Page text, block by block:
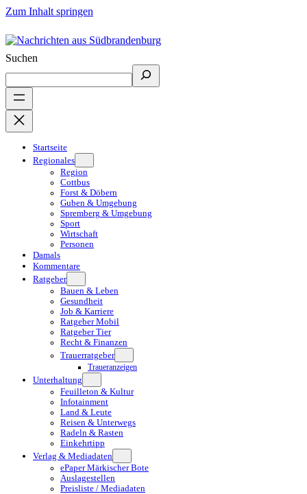
Zum Inhalt springen
Suchen
Startseite
Regionales
Region
Cottbus
Forst & Döbern
Guben & Umgebung
Spremberg & Umgebung
Sport
Wirtschaft
Personen
Damals
Kommentare
Ratgeber
Bauen & Leben
Gesundheit
Job & Karriere
Ratgeber Mobil
Ratgeber Tier
Recht & Finanzen
Trauerratgeber
Traueranzeigen
Unterhaltung
Feuilleton & Kultur
Infotainment
Land & Leute
Reisen & Unterwegs
Radeln & Rasten
Einkehrtipp
Verlag & Mediadaten
ePaper Märkischer Bote
Auslagestellen
Preisliste / Mediadaten